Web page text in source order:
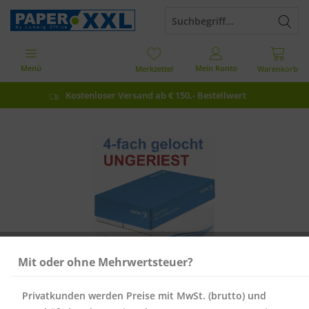
Kostenloser Versand ab € 150,- Bestellwert
Warenkorb
Merkzettel Mein Konto
Menü
Mit oder ohne Mehrwertsteuer?
Privatkunden werden Preise mit MwSt. (brutto) und